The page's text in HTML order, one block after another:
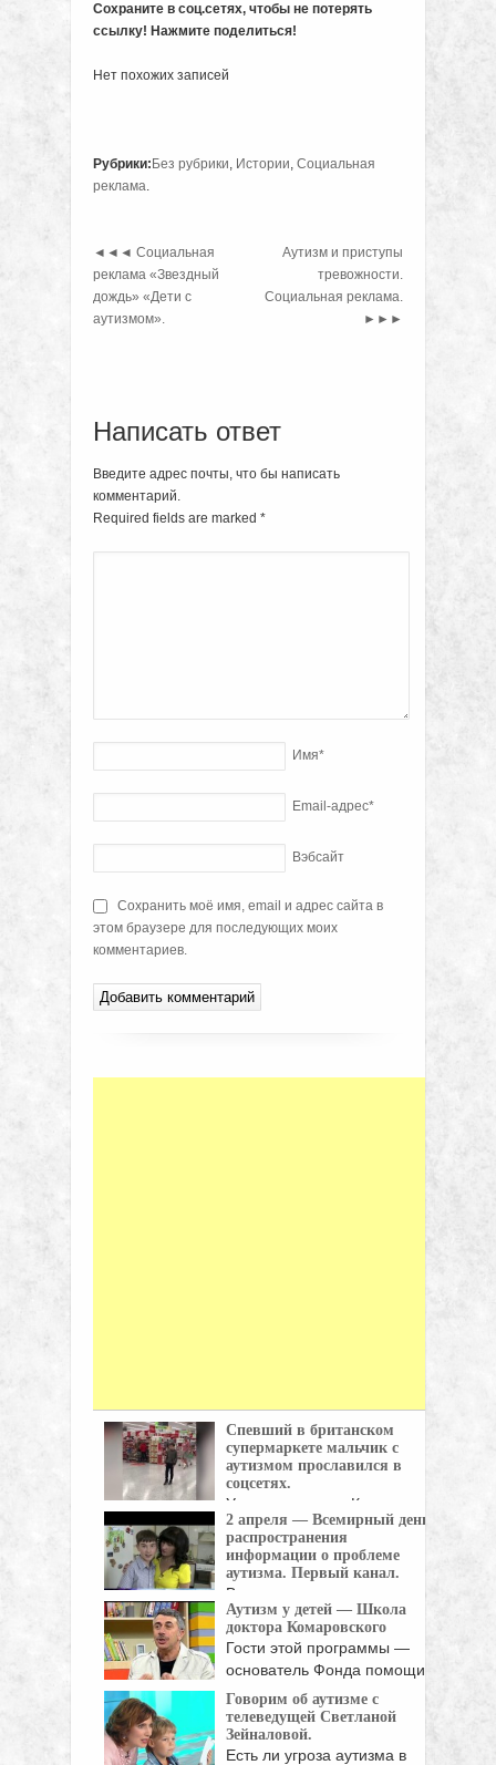
Сохраните в соц.сетях, чтобы не потерять
ссылку! Нажмите поделиться!
Нет похожих записей
Рубрики: Без рубрики, Истории, Социальная
реклама.
◄◄◄ Социальная
реклама «Звездный
дождь» «Дети с
аутизмом».
Аутизм и приступы
тревожности.
Социальная реклама.
►►►
Написать ответ
Введите адрес почты, что бы написать
комментарий.
Required fields are marked *
Имя*
Email-адрес*
Вэбсайт
Сохранить моё имя, email и адрес сайта в
этом браузере для последующих моих
комментариев.
Спевший в британском
супермаркете мальчик с
аутизмом прославился в
соцсетях.
У десятилетнего Калума
Кортни из британского
Базилдона ...
2 апреля — Всемирный день
распространения
информации о проблеме
аутизма. Первый канал.
Возможность понять,
принять и помочь тем, кто ...
Аутизм у детей — Школа
доктора Комаровского
Гости этой программы —
основатель Фонда помощи
...
Говорим об аутизме с
телеведущей Светланой
Зейналовой.
Есть ли угроза аутизма в